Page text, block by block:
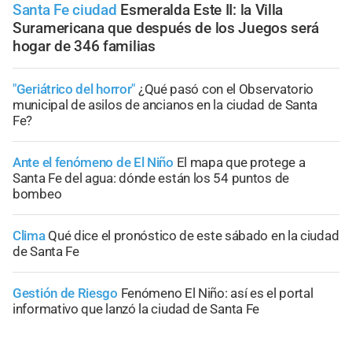
Santa Fe ciudad Esmeralda Este II: la Villa
Suramericana que después de los Juegos será
hogar de 346 familias
"Geriátrico del horror" ¿Qué pasó con el Observatorio
municipal de asilos de ancianos en la ciudad de Santa
Fe?
Ante el fenómeno de El Niño El mapa que protege a
Santa Fe del agua: dónde están los 54 puntos de
bombeo
Clima Qué dice el pronóstico de este sábado en la ciudad
de Santa Fe
Gestión de Riesgo Fenómeno El Niño: así es el portal
informativo que lanzó la ciudad de Santa Fe